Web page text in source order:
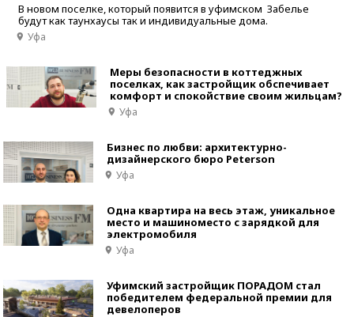
В новом поселке, который появится в уфимском Забелье
будут как таунхаусы так и индивидуальные дома.
Уфа
Меры безопасности в коттеджных
поселках, как застройщик обспечивает
комфорт и спокойствие своим жильцам?
Уфа
Бизнес по любви: архитектурно-
дизайнерского бюро Peterson
Уфа
Одна квартира на весь этаж, уникальное
место и машиноместо с зарядкой для
электромобиля
Уфа
Уфимский застройщик ПОРАДОМ стал
победителем федеральной премии для
девелоперов